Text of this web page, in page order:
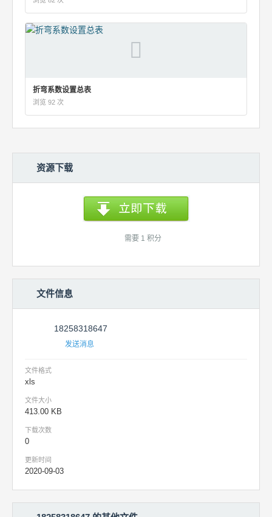
折弯系数设置总表
浏览 92 次
资源下载
需要 1 积分
文件信息
18258318647
发送消息
文件格式
xls
文件大小
413.00 KB
下载次数
0
更新时间
2020-09-03